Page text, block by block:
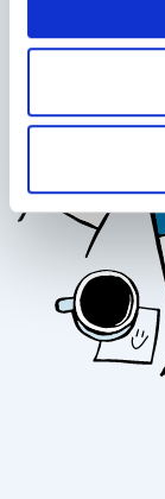
Entrambi
di vivere in
trasmettere